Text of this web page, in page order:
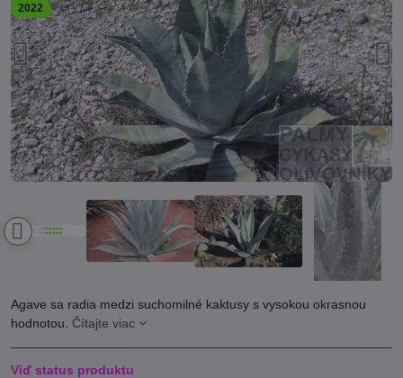
2022
Agave sa radia medzi suchomilné kaktusy s vysokou okrasnou
hodnotou. Čítajte viac
Viď status produktu